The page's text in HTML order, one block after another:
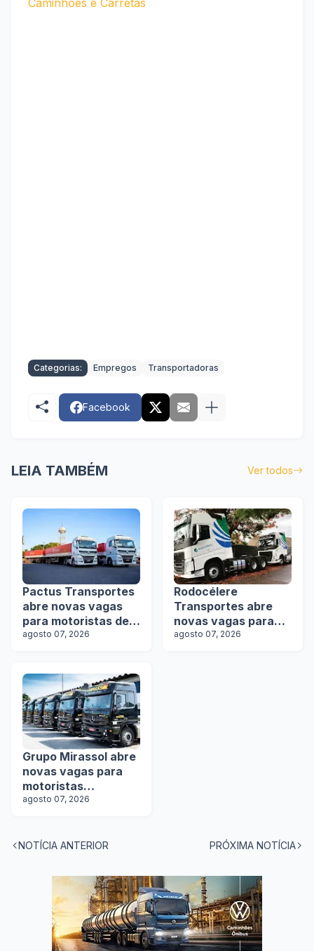
Caminhões e Carretas
Categorias: Empregos Transportadoras
Facebook
LEIA TAMBÉM Ver todos
Pactus Transportes
abre novas vagas
para motoristas de
rodotrens
agosto 07, 2026
Rodocélere
Transportes abre
novas vagas para
motoristas
agosto 07, 2026
Grupo Mirassol abre
novas vagas para
motoristas
categoria D e E
agosto 07, 2026
NOTÍCIA ANTERIOR PRÓXIMA NOTÍCIA